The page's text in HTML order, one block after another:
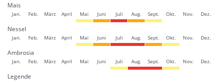
Mais
Jan. Feb. März April Mai Juni Juli Aug. Sept. Okt. Nov. Dez.
Nessel
Jan. Feb. März April Mai Juni Juli Aug. Sept. Okt. Nov. Dez.
Ambrosia
Jan. Feb. März April Mai Juni Juli Aug. Sept. Okt. Nov. Dez.
Legende